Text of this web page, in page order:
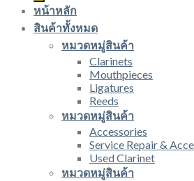
หน้าหลัก
สินค้าทั้งหมด
หมวดหมู่สินค้า
Clarinets
Mouthpieces
Ligatures
Reeds
หมวดหมู่สินค้า
Accessories
Service Repair &
Used Clarinet
หมวดหมู่สินค้า